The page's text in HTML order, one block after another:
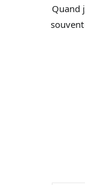
Quand